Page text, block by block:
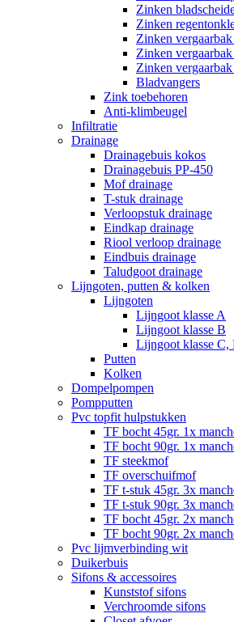
Zinken
Zinken
Zinken
Zinken
Zinken
Bladvangers
Zink toebehoren
Anti-klimbeugel
Infiltratie
Drainage
Drainagebuis kokos
Drainagebuis PP-450
Mof drainage
T-stuk drainage
Verloopstuk drainage
Eindkap drainage
Riool verloop drainage
Eindbuis drainage
Taludgoot drainage
Lijngoten, putten & kolken
Lijngoten
Lijngoot klasse A
Lijngoot klasse B
Lijngoot klasse C,
Putten
Kolken
Dompelpompen
Pompputten
Pvc topfit hulpstukken
TF bocht 45gr. 1x
TF bocht 90gr. 1x
TF steekmof
TF overschuifmof
TF t-stuk 45gr. 3x
TF t-stuk 90gr. 3x
TF bocht 45gr. 2x
TF bocht 90gr. 2x
Pvc lijmverbinding wit
Duikerbuis
Sifons & accessoires
Kunststof sifons
Verchroomde sifons